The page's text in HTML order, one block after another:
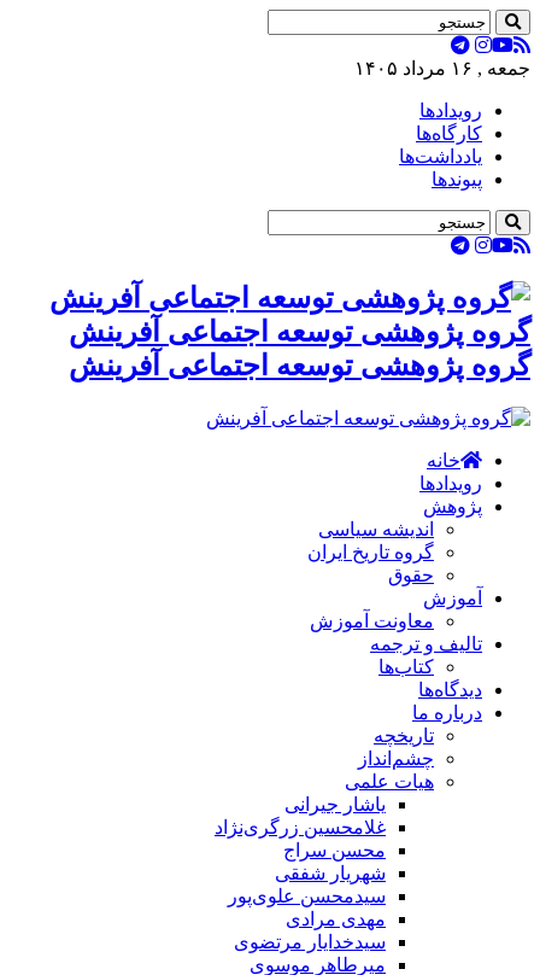
جمعه , ۱۶ مرداد ۱۴۰۵
رویدادها
کارگاه‌ها
یادداشت‌ها
پیوندها
گروه پژوهشی توسعه اجتماعی آفرینش
گروه پژوهشی توسعه اجتماعی آفرینش
خانه
رویدادها
پژوهش
اندیشه سیاسی
گروه تاریخ ایران
حقوق
آموزش
معاونت آموزش
تالیف و ترجمه
کتاب‌ها
دیدگاه‌ها
درباره ما
تاریخچه
چشم‌انداز
هیات علمی
یاشار جیرانی
غلامحسین زرگری‌نژاد
محسن سراج
شهریار شفقی
سیدمحسن علوی‌پور
مهدی مرادی
سیدخدایار مرتضوی
میرطاهر موسوی